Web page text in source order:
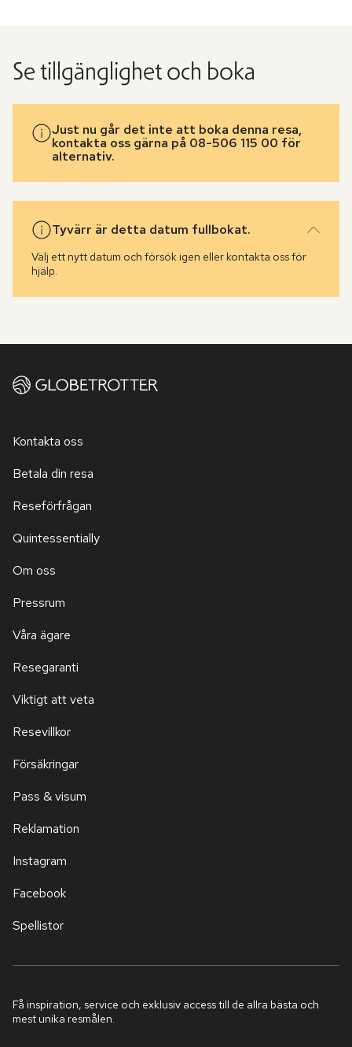
Se tillgänglighet och boka
Just nu går det inte att boka denna resa,
kontakta oss gärna på 08-506 115 00 för
alternativ.
Tyvärr är detta datum fullbokat.
Välj ett nytt datum och försök igen eller kontakta oss för
hjälp.
Kontakta oss
Betala din resa
Reseförfrågan
Quintessentially
Om oss
Pressrum
Våra ägare
Resegaranti
Viktigt att veta
Resevillkor
Försäkringar
Pass & visum
Reklamation
Instagram
Facebook
Spellistor
Få inspiration, service och exklusiv access till de allra bästa och
mest unika resmålen.